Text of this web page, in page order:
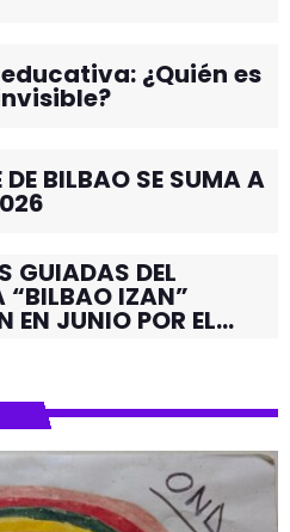
¿Quién es
DE BILBAO SE SUMA A
GUIADAS DEL
“BILBAO IZAN”
EN JUNIO POR EL